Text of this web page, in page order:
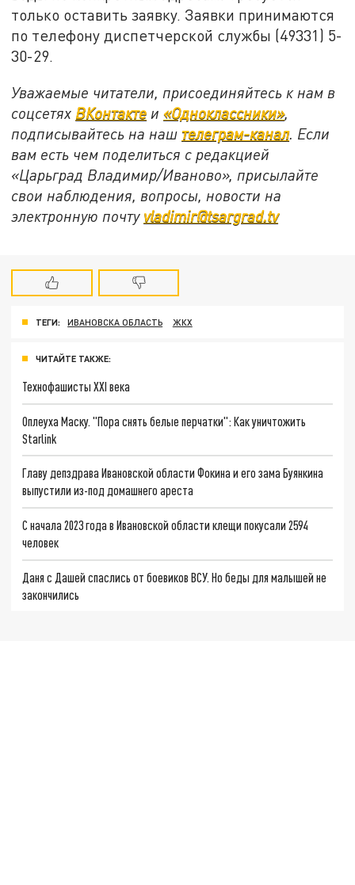
только оставить заявку. Заявки принимаются
по телефону диспетчерской службы (49331) 5-
30-29.
Уважаемые читатели, присоединяйтесь к нам в
соцсетях ВКонтакте и«Одноклассники»,
подписывайтесь на наш телеграм-канал. Если
вам есть чем поделиться с редакцией
«Царьград Владимир/Иваново», присылайте
свои наблюдения, вопросы, новости на
электронную почту vladimir@tsargrad.tv
ТЕГИ: ИВАНОВСКА ОБЛАСТЬ ЖКХ
ЧИТАЙТЕ ТАКЖЕ:
Технофашисты XXI века
Оплеуха Маску. "Пора снять белые перчатки": Как уничтожить
Starlink
Главу депздрава Ивановской области Фокина и его зама Буянкина
выпустили из-под домашнего ареста
С начала 2023 года в Ивановской области клещи покусали 2594
человек
Даня с Дашей спаслись от боевиков ВСУ. Но беды для малышей не
закончились